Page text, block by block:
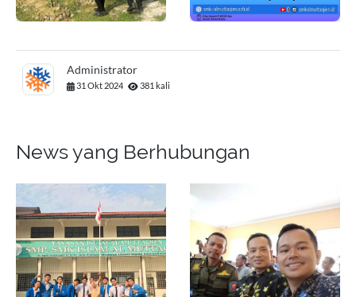
Administrator
31 Okt 2024 381 kali
News yang Berhubungan